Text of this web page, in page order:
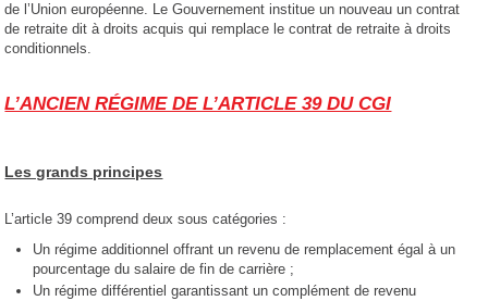
de l’Union européenne. Le Gouvernement institue un nouveau un contrat
de retraite dit à droits acquis qui remplace le contrat de retraite à droits
conditionnels.
L’ANCIEN RÉGIME DE L’ARTICLE 39 DU CGI
Les grands principes
L’article 39 comprend deux sous catégories :
Un régime additionnel offrant un revenu de remplacement égal à un
pourcentage du salaire de fin de carrière ;
Un régime différentiel garantissant un complément de revenu